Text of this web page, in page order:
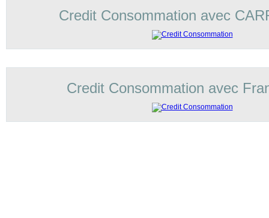
Credit Consommation avec
Credit Consommation avec